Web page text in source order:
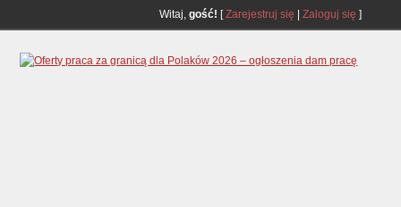
Witaj, gość! [Zarejestruj się Zaloguj się ]